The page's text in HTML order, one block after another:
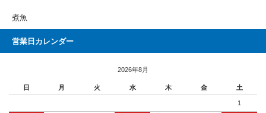
煮魚
営業日カレンダー
2026年8月
日 月 火 水 木 金 土
1